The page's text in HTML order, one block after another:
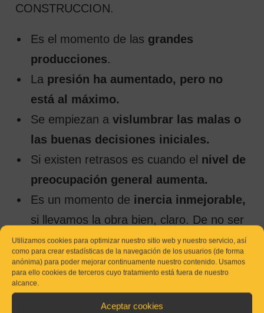
Utilizamos cookies para optimizar nuestro sitio web y nuestro servicio, así
como para crear estadísticas de la navegación de los usuarios (de forma
anónima) para poder mejorar continuamente nuestro contenido. Usamos
para ello cookies de terceros cuyo tratamiento está fuera de nuestro
alcance.
Aceptar cookies
CONSTRUCCION.
Es el momento de las grandes
producciones.
La presión ha aumentado, pero no
está al máximo.
Se empiezan a vislumbrar las malas o
las buenas decisiones iniciales.
Si existen retrasos es cuando el nivel de
preocupación general aumenta.
Es un momento de inercia inmejorable,
si llevamos la obra bien, claro. De no ser
así, los primeros problemas importantes
empiezan a tener sus consecuencias.
Haymucha actividaden nuestra obra.
Trabajamos mucho, pero tenemos